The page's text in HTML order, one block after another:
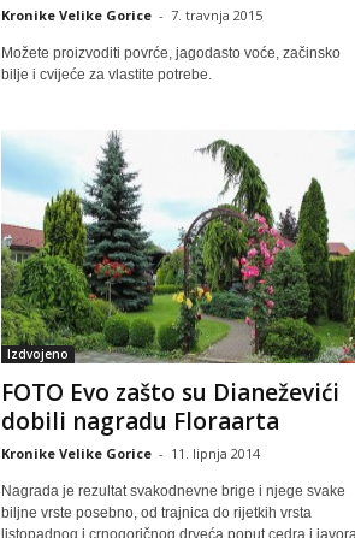
Kronike Velike Gorice - 7. travnja 2015
Možete proizvoditi povrće, jagodasto voće, začinsko
bilje i cvijeće za vlastite potrebe.
Izdvojeno
FOTO Evo zašto su Dianeževići
dobili nagradu Floraarta
Kronike Velike Gorice - 11. lipnja 2014
Nagrada je rezultat svakodnevne brige i njege svake
biljne vrste posebno, od trajnica do rijetkih vrsta
listopadnog i crnogoričnog drveća poput cedra i